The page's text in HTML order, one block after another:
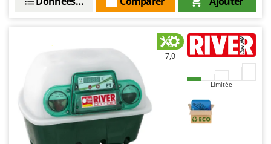
Oriental Koshin
Palumbo Pavi
Partisani
Paterlini
Philips
7,0
Limitée